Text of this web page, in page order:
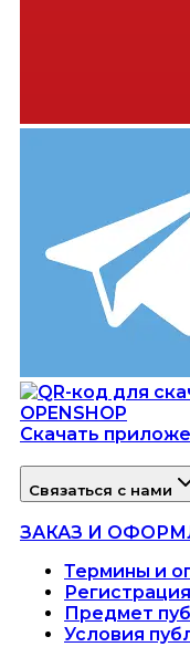
Скачать
Связаться с нами
ЗАКАЗ И
Термины и
Предмет
Условия